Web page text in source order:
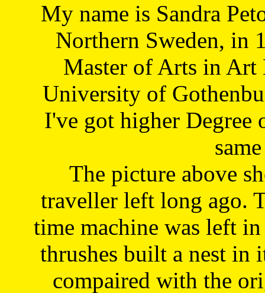
My name is Sandra
Northern Sweden, in
Master of Arts in Art
University of
I've got higher Degree
The picture above
traveller left long ago.
time machine was left
thrushes built a nest in
compaired with the